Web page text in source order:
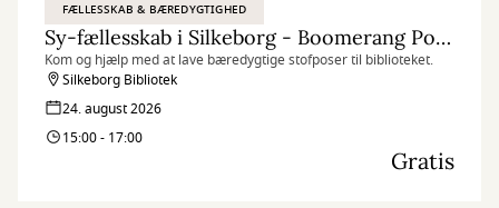
FÆLLESSKAB & BÆREDYGTIGHED
Sy-fællesskab i Silkeborg - Boomerang Poser
Kom og hjælp med at lave bæredygtige stofposer til biblioteket.
Silkeborg Bibliotek
24. august 2026
15:00 - 17:00
Gratis